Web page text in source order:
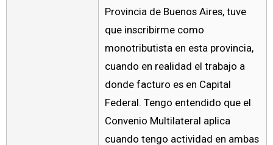
Provincia de Buenos Aires, tuve
que inscribirme como
monotributista en esta provincia,
cuando en realidad el trabajo a
donde facturo es en Capital
Federal. Tengo entendido que el
Convenio Multilateral aplica
cuando tengo actividad en ambas